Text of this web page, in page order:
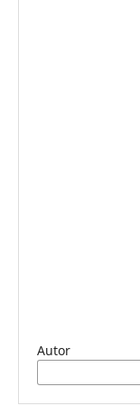
Autor